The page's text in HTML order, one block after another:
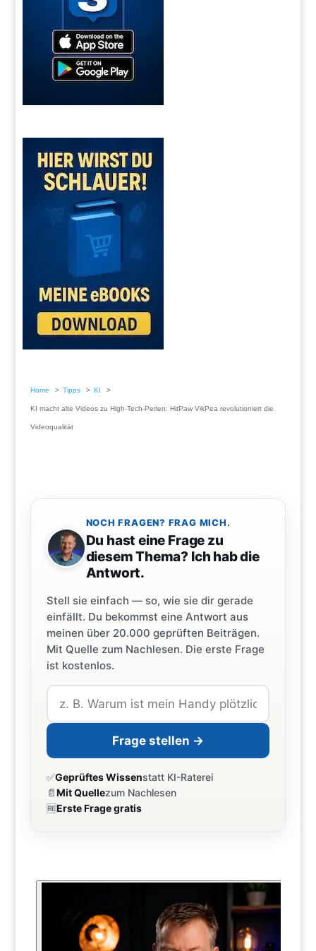
Home Tipps KI
KI macht alte Videos zu High-Tech-Perlen: HitPaw VikPea revolutioniert die
Videoqualität
NOCH FRAGEN? FRAG MICH.
Du hast eine Frage zu
diesem Thema? Ich hab die
Antwort.
Stell sie einfach — so, wie sie dir gerade
einfällt. Du bekommst eine Antwort aus
meinen über 20.000 geprüften Beiträgen.
Mit Quelle zum Nachlesen. Die erste Frage
ist kostenlos.
Frage stellen →
✅Geprüftes Wissenstatt KI-Raterei
📄Mit Quellezum Nachlesen
🆓Erste Frage gratis